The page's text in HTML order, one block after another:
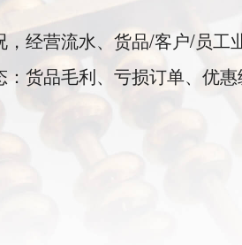
经营流水、货品/客户/员工
货品毛利、亏损订单、优惠